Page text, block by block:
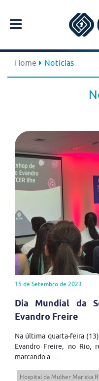
Home Notícias
15 de Setembro de 2023
Dia Mundial da
Evandro Freire
Na última quarta-feira
Evandro Freire, no Rio,
marcando a...
Hospital da Mulher Mariska